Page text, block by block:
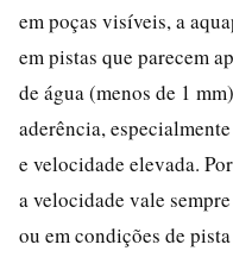
em poças visíveis, a
em pistas que parecem
de água (menos de 1
aderência,
e velocidade elevada.
a velocidade vale
ou em condições de